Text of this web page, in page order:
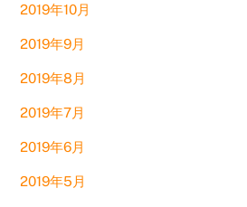
2019年10月
2019年9月
2019年8月
2019年7月
2019年6月
2019年5月